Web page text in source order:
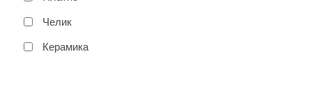
Челик
Керамика